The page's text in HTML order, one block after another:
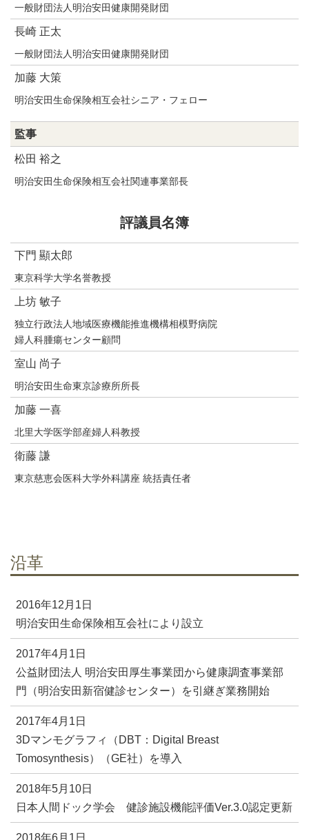
一般財団法人明治安田健康開発財団
長崎 正太
一般財団法人明治安田健康開発財団
加藤 大策
明治安田生命保険相互会社シニア・フェロー
監事
松田 裕之
明治安田生命保険相互会社関連事業部長
評議員名簿
下門 顯太郎
東京科学大学名誉教授
上坊 敏子
独立行政法人地域医療機能推進機構相模野病院
婦人科腫瘍センター顧問
室山 尚子
明治安田生命東京診療所所長
加藤 一喜
北里大学医学部産婦人科教授
衛藤 謙
東京慈恵会医科大学外科講座 統括責任者
沿革
2016年12月1日
明治安田生命保険相互会社により設立
2017年4月1日
公益財団法人 明治安田厚生事業団から健康調査事業部
門（明治安田新宿健診センター）を引継ぎ業務開始
2017年4月1日
3Dマンモグラフィ（DBT：Digital Breast
Tomosynthesis）（GE社）を導入
2018年5月10日
日本人間ドック学会 健診施設機能評価Ver.3.0認定更新
2018年6月1日